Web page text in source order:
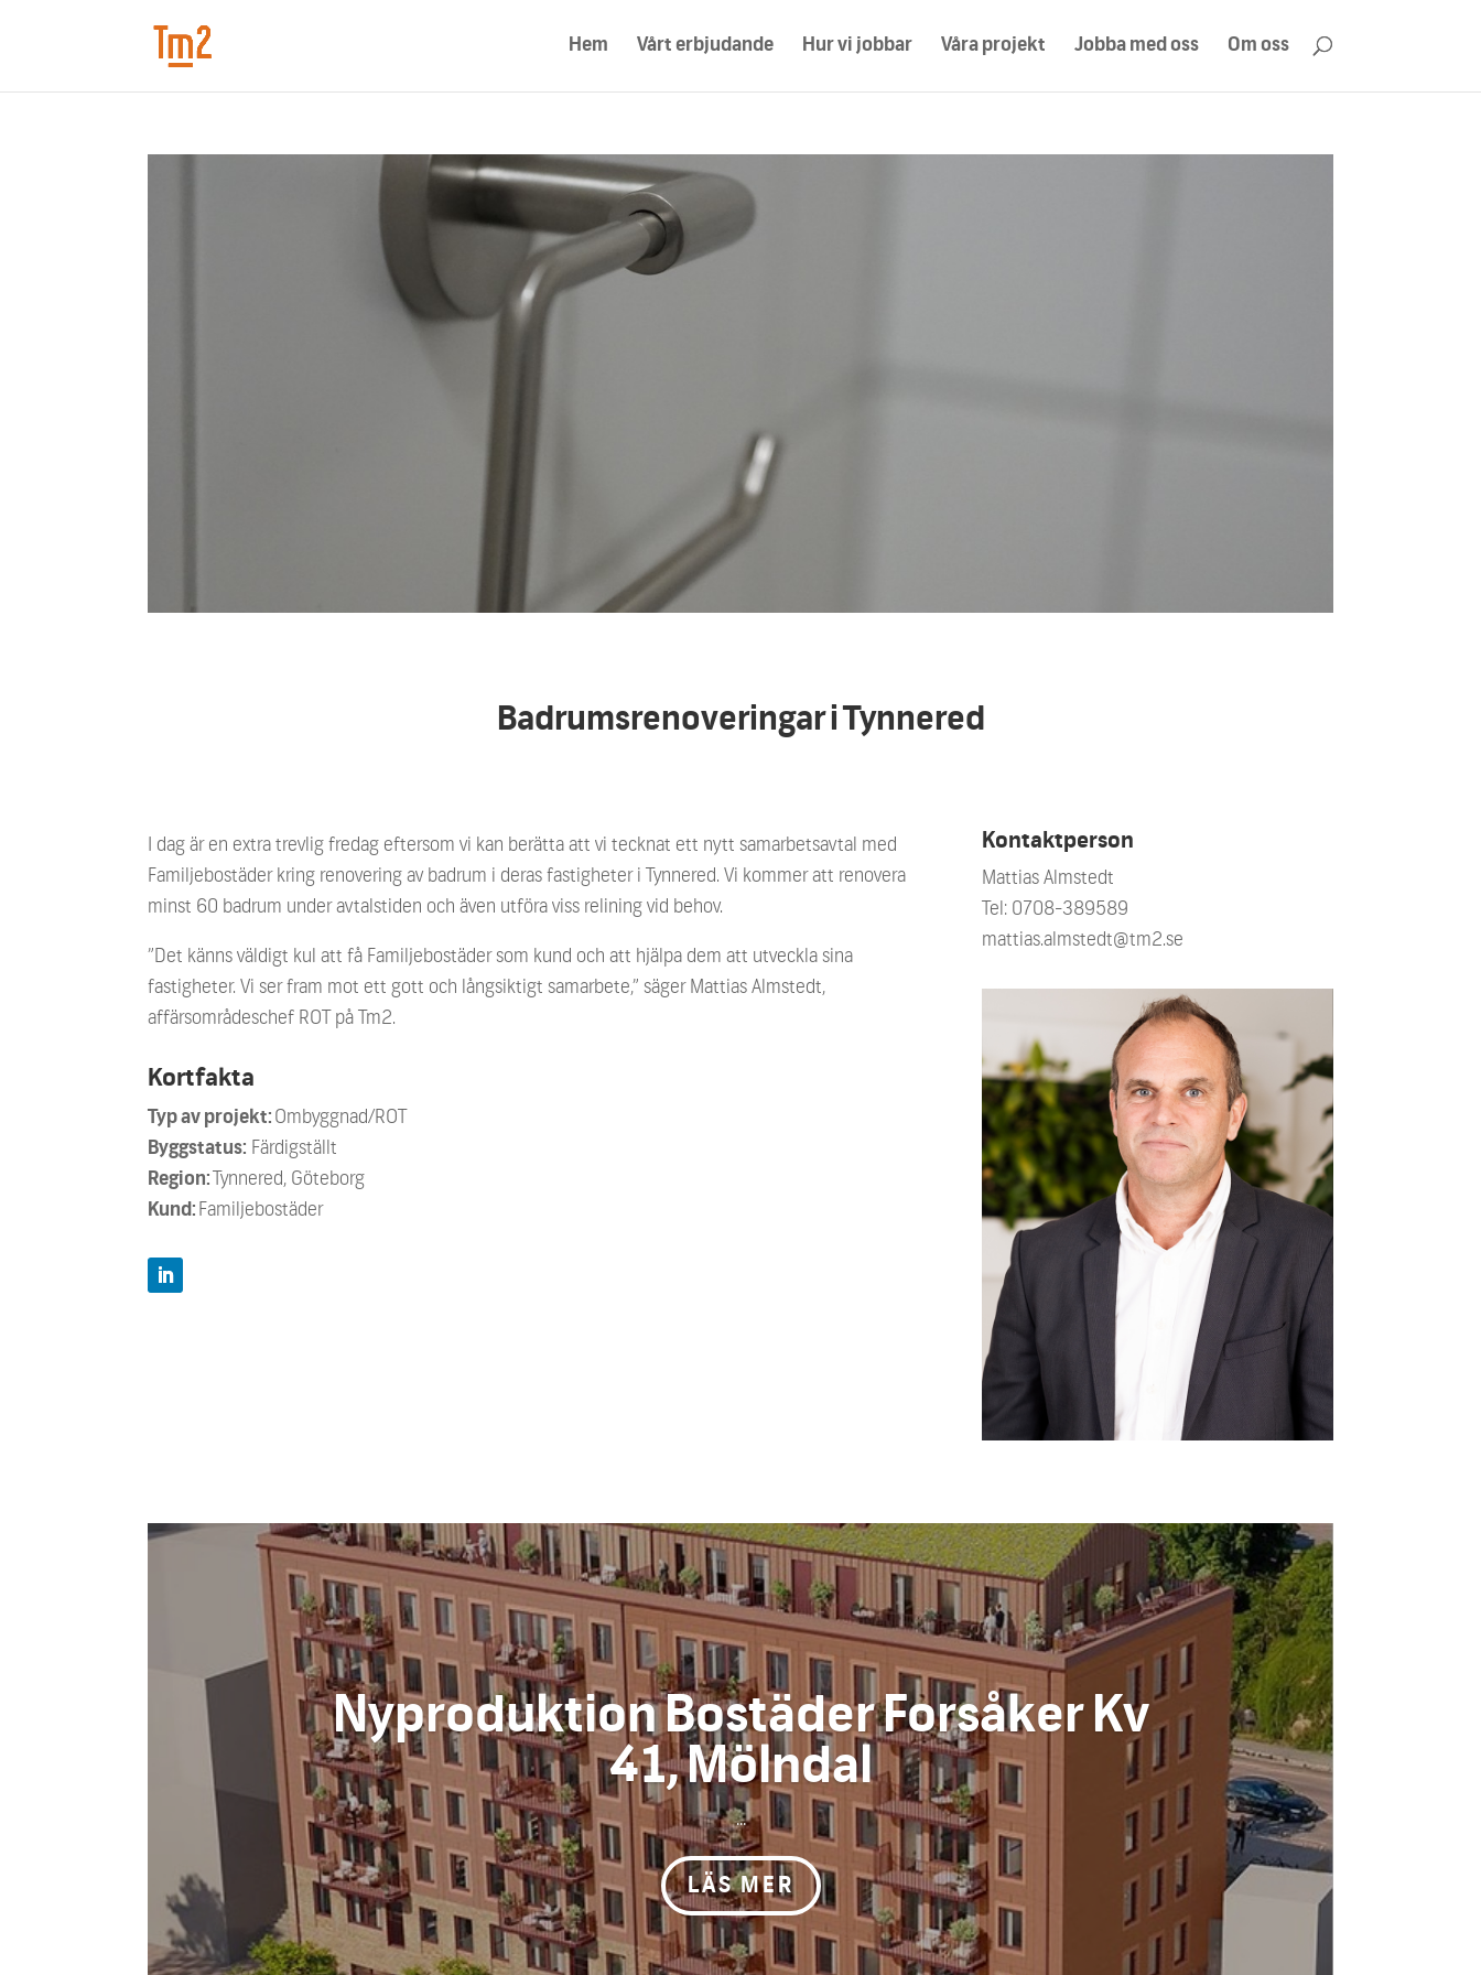
Hem Vårt erbjudande Hur vi jobbar Våra projekt Jobba med oss Om oss
Badrumsrenoveringar i Tynnered
I dag är en extra trevlig fredag eftersom vi kan berätta att vi tecknat ett nytt samarbetsavtal med
Familjebostäder kring renovering av badrum i deras fastigheter i Tynnered. Vi kommer att renovera
minst 60 badrum under avtalstiden och även utföra viss relining vid behov.
”Det känns väldigt kul att få Familjebostäder som kund och att hjälpa dem att utveckla sina
fastigheter. Vi ser fram mot ett gott och långsiktigt samarbete,” säger Mattias Almstedt,
affärsområdeschef ROT på Tm2.
Kortfakta
Typ av projekt:Ombyggnad/ROT
Byggstatus: Färdigställt
Region:Tynnered, Göteborg
Kund:Familjebostäder
Kontaktperson
Mattias Almstedt
Tel: 0708-389589
mattias.almstedt@tm2.se
Nyproduktion Bostäder Forsåker Kv
41, Mölndal
...
LÄS MER